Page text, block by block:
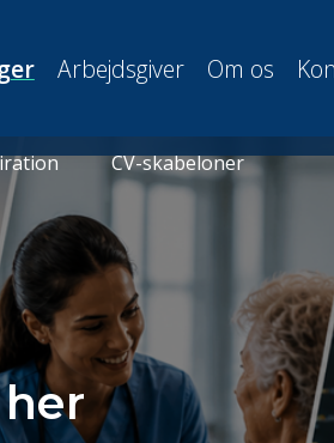
CV-skabeloner
Arbejdsgiver Om os